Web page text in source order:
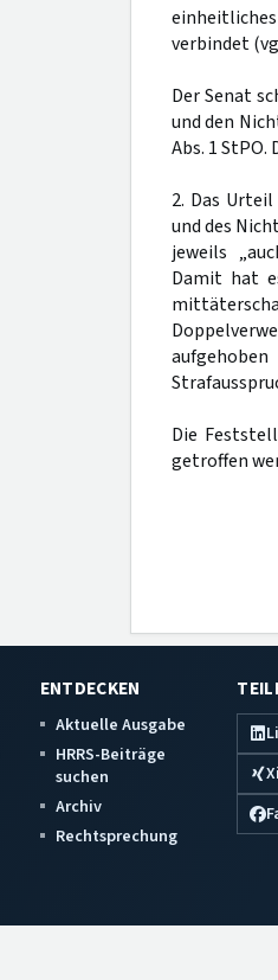
verbindet
Der Senat
und den
Abs. 1
2. Das
und des
jeweils
Damit hat
Die
getroffen
ENTDECKEN
Aktuelle Ausgabe
HRRS-Beiträge
suchen
Archiv
Rechtsprechung